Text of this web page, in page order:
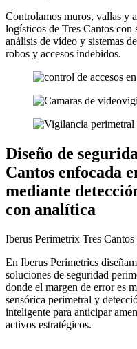
Controlamos muros, vallas y
logísticos de Tres Cantos con
análisis de vídeo y sistemas
robos y accesos indebidos.
Diseño de
Cantos enfocada
mediante
con analítica
Iberus Perimetrix Tres Cantos
En Iberus Perimetrics
soluciones de seguridad
donde el margen de error es
sensórica perimetral y
inteligente para anticipar
activos estratégicos.